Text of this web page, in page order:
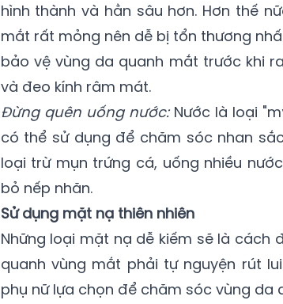
hình thành và hằn sâu hơn. Hơn thế
mắt rất mỏng nên dễ bị tổn thương
bảo vệ vùng da quanh mắt trước khi
và đeo kính râm mát.
Đừng quên uống nước: Nước là loại
có thể sử dụng để chăm sóc nhan
loại trừ mụn trứng cá, uống nhiều
bỏ nếp nhăn.
Sử dụng mặt nạ thiên nhiên
Những loại mặt nạ dễ kiếm sẽ là cách
quanh vùng mắt phải tự nguyện rút
phụ nữ lựa chọn để chăm sóc vùng da